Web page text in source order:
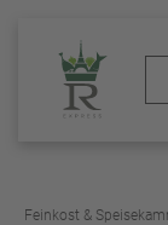
Feinkost &